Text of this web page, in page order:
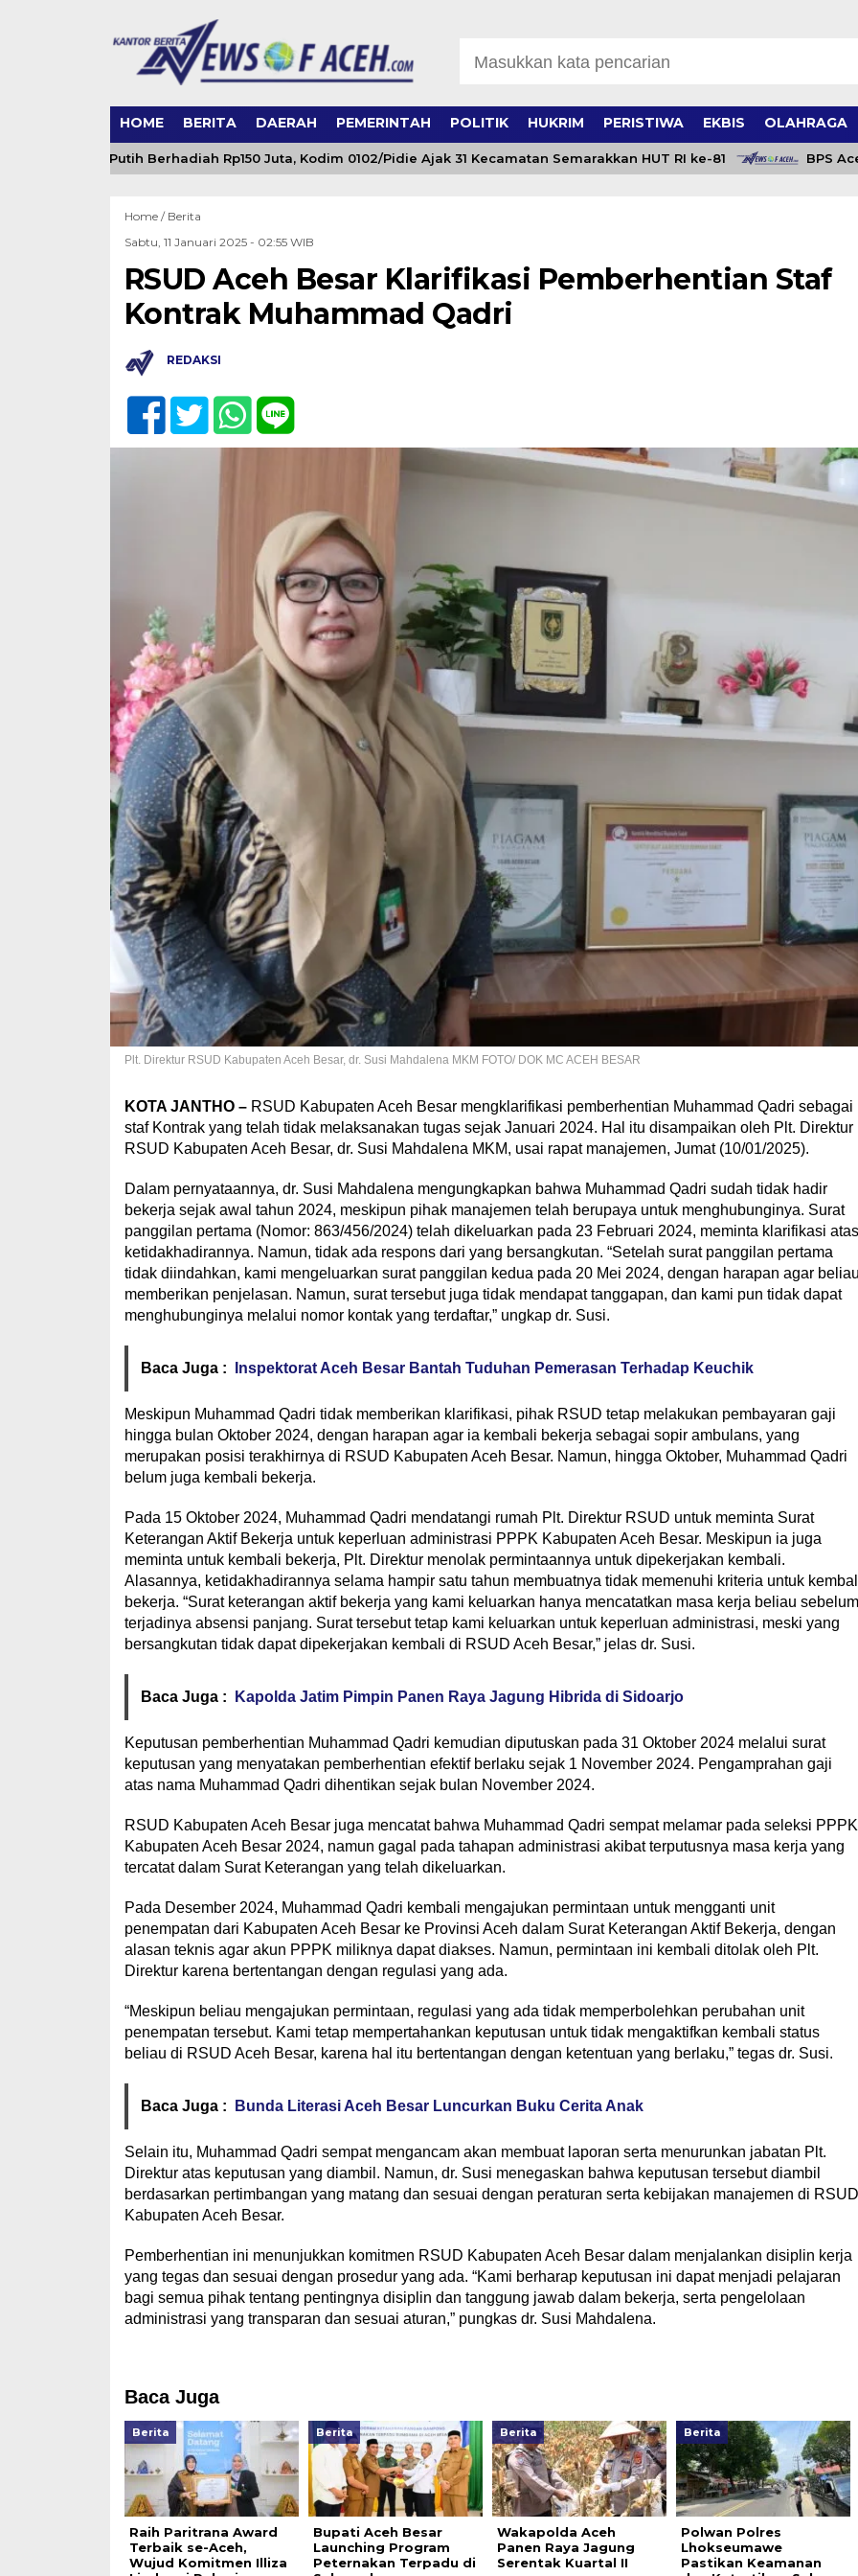
HOME BERITA DAERAH PEMERINTAH POLITIK HUKRIM PERISTIWA EKBIS OLAHRAGA
Merah Putih Berhadiah Rp150 Juta, Kodim 0102/Pidie Ajak 31 Kecamatan Semarakkan HUT RI ke-81 BPS Aceh
Home / Berita
Sabtu, 11 Januari 2025 - 02:55 WIB
RSUD Aceh Besar Klarifikasi Pemberhentian Staf
Kontrak Muhammad Qadri
REDAKSI
Plt. Direktur RSUD Kabupaten Aceh Besar, dr. Susi Mahdalena MKM FOTO/ DOK MC ACEH BESAR
KOTA JANTHO –RSUD Kabupaten Aceh Besar mengklarifikasi pemberhentian Muhammad Qadri sebagai
staf Kontrak yang telah tidak melaksanakan tugas sejak Januari 2024. Hal itu disampaikan oleh Plt. Direktur
RSUD Kabupaten Aceh Besar, dr. Susi Mahdalena MKM, usai rapat manajemen, Jumat (10/01/2025).
Dalam pernyataannya, dr. Susi Mahdalena mengungkapkan bahwa Muhammad Qadri sudah tidak hadir
bekerja sejak awal tahun 2024, meskipun pihak manajemen telah berupaya untuk menghubunginya. Surat
panggilan pertama (Nomor: 863/456/2024) telah dikeluarkan pada 23 Februari 2024, meminta klarifikasi atas
ketidakhadirannya. Namun, tidak ada respons dari yang bersangkutan. “Setelah surat panggilan pertama
tidak diindahkan, kami mengeluarkan surat panggilan kedua pada 20 Mei 2024, dengan harapan agar
memberikan penjelasan. Namun, surat tersebut juga tidak mendapat tanggapan, dan kami pun tidak dapat
menghubunginya melalui nomor kontak yang terdaftar,” ungkap dr. Susi.
Baca Juga : Inspektorat Aceh Besar Bantah Tuduhan Pemerasan Terhadap Keuchik
Meskipun Muhammad Qadri tidak memberikan klarifikasi, pihak RSUD tetap melakukan pembayaran gaji
hingga bulan Oktober 2024, dengan harapan agar ia kembali bekerja sebagai sopir ambulans, yang
merupakan posisi terakhirnya di RSUD Kabupaten Aceh Besar. Namun, hingga Oktober, Muhammad Qadri
belum juga kembali bekerja.
Pada 15 Oktober 2024, Muhammad Qadri mendatangi rumah Plt. Direktur RSUD untuk meminta Surat
Keterangan Aktif Bekerja untuk keperluan administrasi PPPK Kabupaten Aceh Besar. Meskipun ia juga
meminta untuk kembali bekerja, Plt. Direktur menolak permintaannya untuk dipekerjakan kembali.
Alasannya, ketidakhadirannya selama hampir satu tahun membuatnya tidak memenuhi kriteria untuk
bekerja. “Surat keterangan aktif bekerja yang kami keluarkan hanya mencatatkan masa kerja beliau sebelum
terjadinya absensi panjang. Surat tersebut tetap kami keluarkan untuk keperluan administrasi, meski yang
bersangkutan tidak dapat dipekerjakan kembali di RSUD Aceh Besar,” jelas dr. Susi.
Baca Juga : Kapolda Jatim Pimpin Panen Raya Jagung Hibrida di Sidoarjo
Keputusan pemberhentian Muhammad Qadri kemudian diputuskan pada 31 Oktober 2024 melalui surat
keputusan yang menyatakan pemberhentian efektif berlaku sejak 1 November 2024. Pengamprahan gaji
atas nama Muhammad Qadri dihentikan sejak bulan November 2024.
RSUD Kabupaten Aceh Besar juga mencatat bahwa Muhammad Qadri sempat melamar pada seleksi PPPK
Kabupaten Aceh Besar 2024, namun gagal pada tahapan administrasi akibat terputusnya masa kerja yang
tercatat dalam Surat Keterangan yang telah dikeluarkan.
Pada Desember 2024, Muhammad Qadri kembali mengajukan permintaan untuk mengganti unit
penempatan dari Kabupaten Aceh Besar ke Provinsi Aceh dalam Surat Keterangan Aktif Bekerja, dengan
alasan teknis agar akun PPPK miliknya dapat diakses. Namun, permintaan ini kembali ditolak oleh Plt.
Direktur karena bertentangan dengan regulasi yang ada.
“Meskipun beliau mengajukan permintaan, regulasi yang ada tidak memperbolehkan perubahan unit
penempatan tersebut. Kami tetap mempertahankan keputusan untuk tidak mengaktifkan kembali status
beliau di RSUD Aceh Besar, karena hal itu bertentangan dengan ketentuan yang berlaku,” tegas dr. Susi.
Baca Juga : Bunda Literasi Aceh Besar Luncurkan Buku Cerita Anak
Selain itu, Muhammad Qadri sempat mengancam akan membuat laporan serta menurunkan jabatan Plt.
Direktur atas keputusan yang diambil. Namun, dr. Susi menegaskan bahwa keputusan tersebut diambil
berdasarkan pertimbangan yang matang dan sesuai dengan peraturan serta kebijakan manajemen di RSUD
Kabupaten Aceh Besar.
Pemberhentian ini menunjukkan komitmen RSUD Kabupaten Aceh Besar dalam menjalankan disiplin kerja
yang tegas dan sesuai dengan prosedur yang ada. “Kami berharap keputusan ini dapat menjadi pelajaran
bagi semua pihak tentang pentingnya disiplin dan tanggung jawab dalam bekerja, serta pengelolaan
administrasi yang transparan dan sesuai aturan,” pungkas dr. Susi Mahdalena.
Baca Juga
Berita
Raih Paritrana Award
Terbaik se-Aceh,
Wujud Komitmen Illiza
Berita
Bupati Aceh Besar
Launching Program
Peternakan Terpadu di
Berita
Wakapolda Aceh
Panen Raya Jagung
Serentak Kuartal II
Berita
Polwan Polres
Lhokseumawe
Pastikan Keamanan